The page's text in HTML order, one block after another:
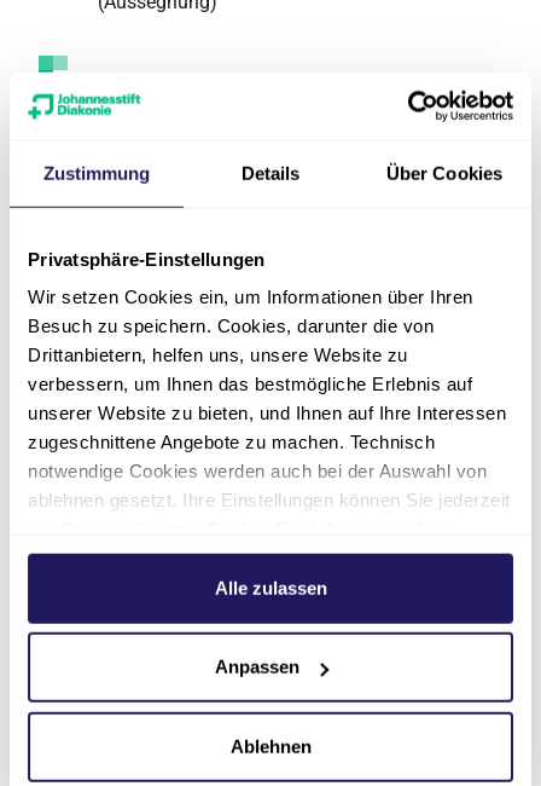
Zustimmung Details Über Cookies
Privatsphäre-Einstellungen
Wir setzen Cookies ein, um Informationen über Ihren
Besuch zu speichern. Cookies, darunter die von
Drittanbietern, helfen uns, unsere Website zu
verbessern, um Ihnen das bestmögliche Erlebnis auf
unserer Website zu bieten, und Ihnen auf Ihre Interessen
zugeschnittene Angebote zu machen. Technisch
notwendige Cookies werden auch bei der Auswahl von
ablehnen gesetzt. Ihre Einstellungen können Sie jederzeit
Weitere Informationen hierzu finden Sie in unserer
.Alle zulassen
Anpassen
Ablehnen
Ansprechpartner
Leif Rother
Klinik Amsee